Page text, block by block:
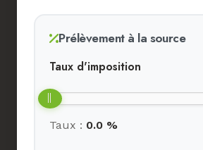
Prélèvement à la source
Taux d'imposition
Taux : 0.0 %